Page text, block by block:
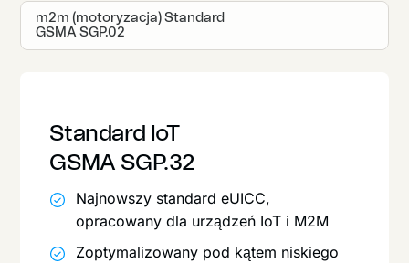
m2m (motoryzacja) Standard
GSMA SGP.02
Standard loT
GSMA SGP.32
Najnowszy standard eUICC,
opracowany dla urządzeń IoT i M2M
Zoptymalizowany pod kątem niskiego